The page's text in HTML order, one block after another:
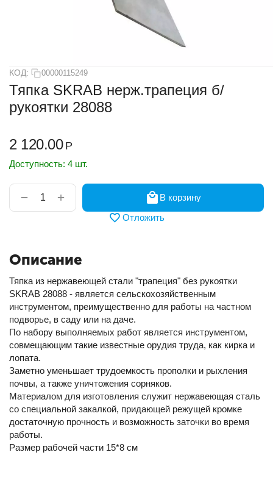
КОД: 00000115249
Тяпка SKRAB нерж.трапеция б/
рукоятки 28088
2 120.00 Р
Доступность: 4 шт.
+
−
В корзину
Отложить
Описание
Тяпка из нержавеющей стали "трапеция" без рукоятки
SKRAB 28088 - является сельскохозяйственным
инструментом, преимущественно для работы на частном
подворье, в саду или на даче.
По набору выполняемых работ является инструментом,
совмещающим такие известные орудия труда, как кирка и
лопата.
Заметно уменьшает трудоемкость прополки и рыхления
почвы, а также уничтожения сорняков.
Материалом для изготовления служит нержавеющая сталь
со специальной закалкой, придающей режущей кромке
достаточную прочность и возможность заточки во время
работы.
Размер рабочей части 15*8 см